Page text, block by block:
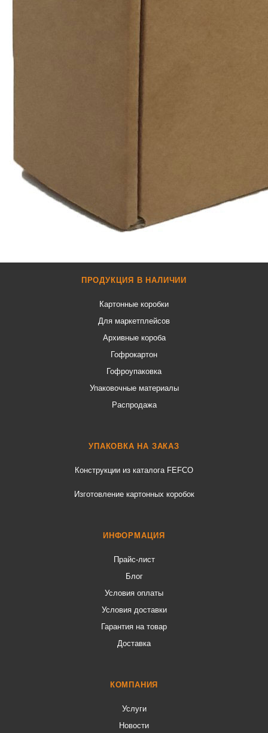
ПРОДУКЦИЯ В НАЛИЧИИ
Картонные коробки
Для маркетплейсов
Архивные короба
Гофрокартон
Гофроупаковка
Упаковочные материалы
Распродажа
УПАКОВКА НА ЗАКАЗ
Конструкции из каталога FEFCO
Изготовление картонных коробок
ИНФОРМАЦИЯ
Прайс-лист
Блог
Условия оплаты
Условия доставки
Гарантия на товар
Доставка
КОМПАНИЯ
Услуги
Новости